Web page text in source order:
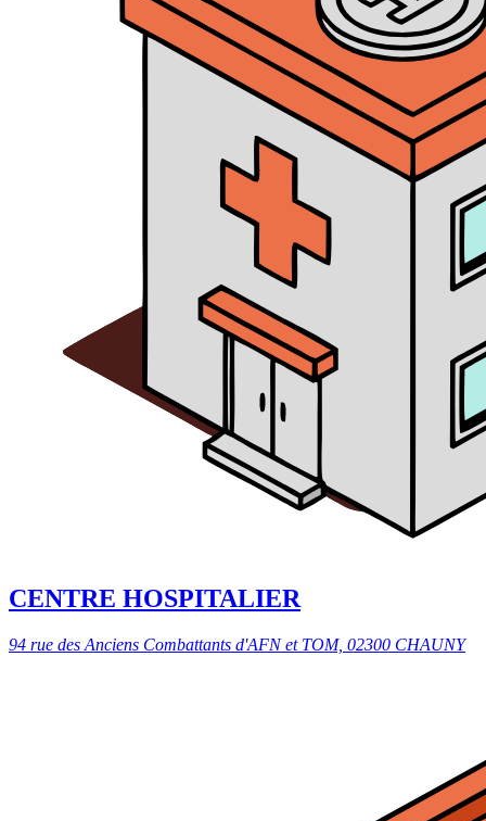
CENTRE HOSPITALIER
94 rue des Anciens Combattants d'AFN et TOM, 02300 CHAUNY